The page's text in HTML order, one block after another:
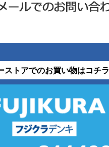
ストアでのお買い物はコチラ